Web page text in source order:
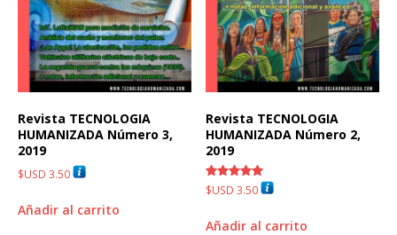
Revista TECNOLOGIA
HUMANIZADA Número 3,
2019
$USD 3.50
Añadir al carrito
Revista TECNOLOGIA
HUMANIZADA Número 2,
2019
Valorado
con
$USD 3.50
Añadir al carrito